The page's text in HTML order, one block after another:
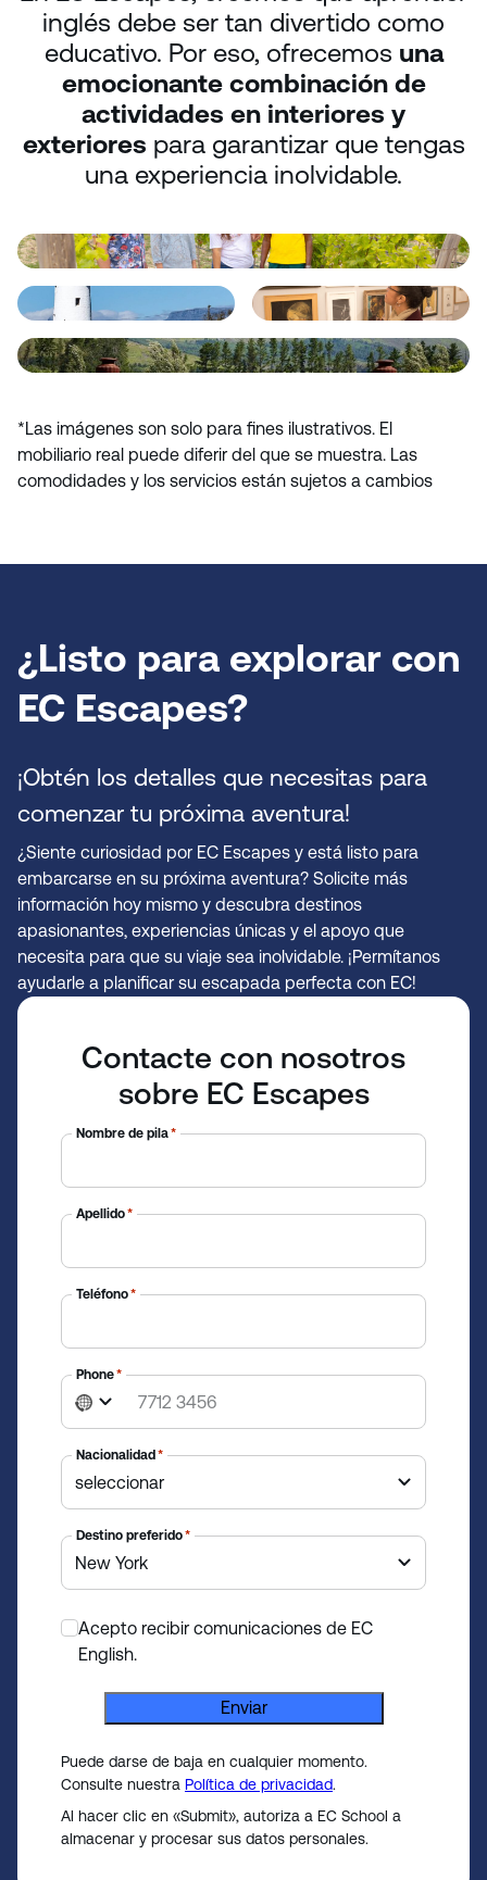
inglés debe ser tan divertido como
educativo. Por eso, ofrecemos una
emocionante combinación de
actividades en interiores y
exteriores para garantizar que tengas
una experiencia inolvidable.
*Las imágenes son solo para fines ilustrativos. El
mobiliario real puede diferir del que se muestra. Las
comodidades y los servicios están sujetos a cambios
¿Listo para explorar con
EC Escapes?
¡Obtén los detalles que necesitas para
comenzar tu próxima aventura!
¿Siente curiosidad por EC Escapes y está listo para
embarcarse en su próxima aventura? Solicite más
información hoy mismo y descubra destinos
apasionantes, experiencias únicas y el apoyo que
necesita para que su viaje sea inolvidable. ¡Permítanos
ayudarle a planificar su escapada perfecta con EC!
Contacte con nosotros
sobre EC Escapes
Nombre de pila*
Apellido*
Teléfono*
Phone*
N
o
c
o
u
n
t
r
s
e
t
e
d
Nacionalidad *
Destino preferido*
Acepto recibir comunicaciones de EC
English.
Enviar
Puede darse de baja en cualquier momento.
Consulte nuestra Política de privacidad.
Al hacer clic en «Submit», autoriza a EC School a
almacenar y procesar sus datos personales.